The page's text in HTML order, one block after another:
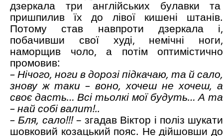
дзеркала три англійських булавки та
пришпилив їх до лівої кишені штанів.
Потому став навпроти дзеркала і,
побачивши свої худі, немічні ноги,
наморщив чоло, а потім оптимістично
промовив:
– Нічого, ноги в дорозі підкачаю, та й сало,
знову ж таки – воно, хочеш не хочеш, а
своє дасть… Всі тьолкі мої будуть… А та
– най собі валит!..
– Бля, сало!!!– згадав Віктор і поліз шукати
шовковий козацький пояс. Не дійшовши до